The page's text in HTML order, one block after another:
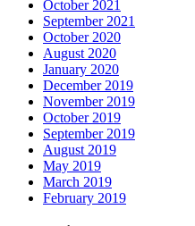
October 2021
September 2021
October 2020
August 2020
January 2020
December 2019
November 2019
October 2019
September 2019
August 2019
May 2019
March 2019
February 2019